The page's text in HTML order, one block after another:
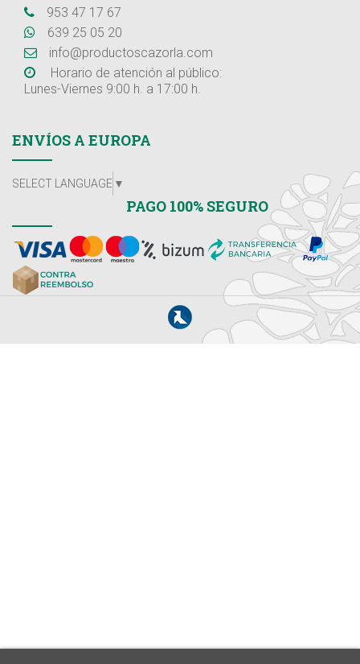
953 47 17 67
639 25 05 20
info@productoscazorla.com
Horario de atención al público:
Lunes-Viernes 9:00 h. a 17:00 h.
ENVÍOS A EUROPA
SELECT LANGUAGE ▼
PAGO 100% SEGURO